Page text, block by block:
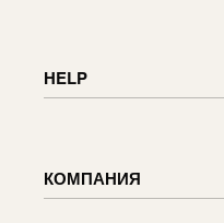
Корзина
HELP
Статус заказа
КОМПАНИЯ